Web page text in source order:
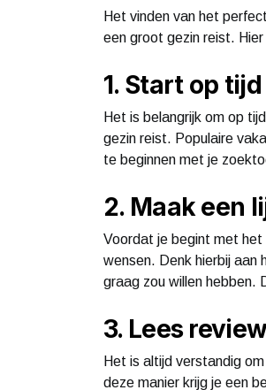
Het vinden van het
een groot gezin reist.
1. Start op
Het is belangrijk om op
gezin reist. Populaire
te beginnen met je
2. Maak een
Voordat je begint met het
wensen. Denk hierbij aan
graag zou willen hebben.
3. Lees
Het is altijd verstandig
deze manier krijg je een